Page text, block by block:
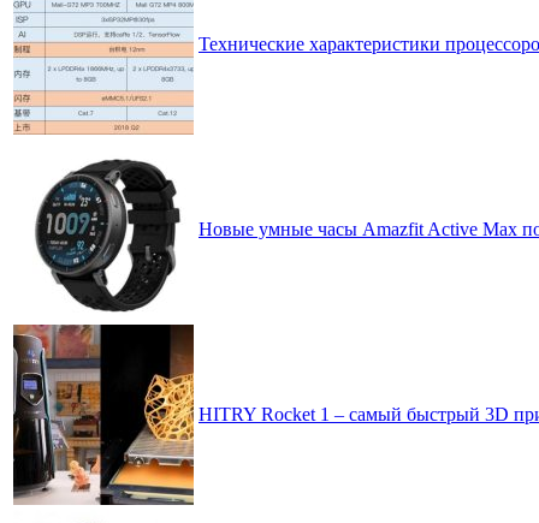
Технические характеристики
Новые умные часы Amazfit Active Max
HITRY Rocket 1 – самый быстрый 3D